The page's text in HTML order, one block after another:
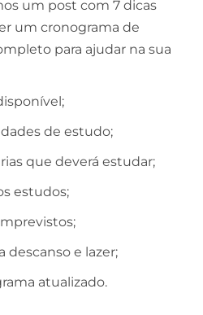
um post com 7 dicas
um cronograma de
para ajudar na sua
de estudo;
que deverá estudar;
estudos;
descanso e lazer;
atualizado.